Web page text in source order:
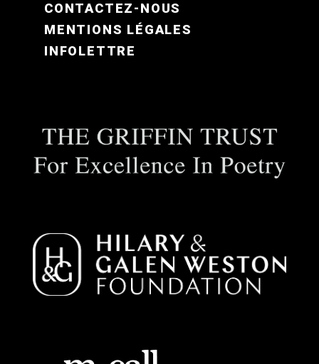
CONTACTEZ-NOUS
MENTIONS LÉGALES
INFOLETTRE